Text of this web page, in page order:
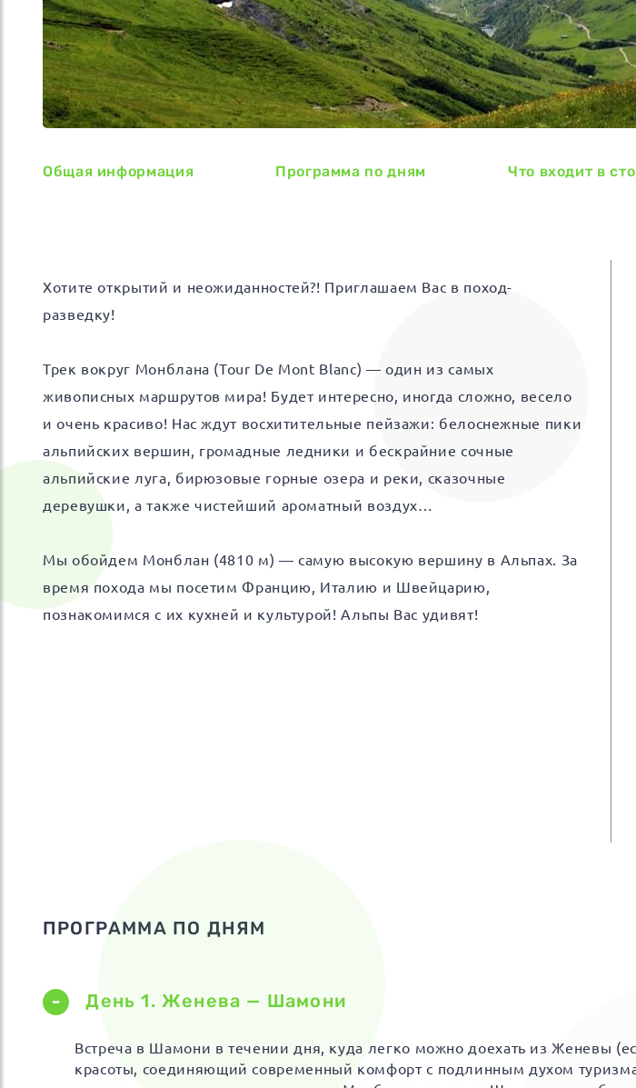
Общая информация Программа по дням Что входит в
Хотите открытий и неожиданностей?! Приглашаем Вас в поход-
разведку!
Трек вокруг Монблана (Tour De Mont Blanc) — один из самых
живописных маршрутов мира! Будет интересно, иногда сложно, весело
и очень красиво! Нас ждут восхитительные пейзажи: белоснежные пики
альпийских вершин, громадные ледники и бескрайние сочные
альпийские луга, бирюзовые горные озера и реки, сказочные
деревушки, а также чистейший ароматный воздух…
Мы обойдем Монблан (4810 м) — самую высокую вершину в Альпах. За
время похода мы посетим Францию, Италию и Швейцарию,
познакомимся с их кухней и культурой! Альпы Вас удивят!
ПРОГРАММА ПО ДНЯМ
День 1. Женева — Шамони
Встреча в Шамони в течении дня, куда легко можно доехать из Женевы
красоты, соединяющий современный комфорт с подлинным духом